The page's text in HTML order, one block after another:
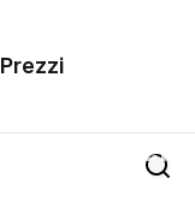
Prezzi
Modelli